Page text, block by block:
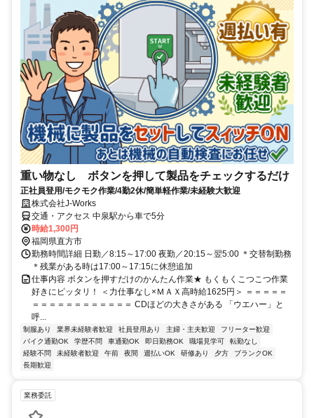
重い物なし ボタンを押して製品をチェックするだけ
正社員登用/モクモク作業/4勤2休/簡単軽作業/未経験大歓迎
株式会社J-Works
交通・アクセス 中泉駅から車で5分
時給1,300円
福岡県直方市
勤務時間詳細 日勤／8:15～17:00 夜勤／20:15～翌5:00 ＊交替制勤務
＊残業がある時は17:00～17:15に休憩追加
仕事内容 ボタンを押すだけのかんたん作業★ もくもくこつこつ作業
好きにピッタリ！ ＜力仕事なし×ＭＡＸ高時給1625円＞ ＝＝＝＝＝
＝＝＝＝＝＝＝＝＝＝＝＝ CDほどの大きさがある 「ウエハー」と
呼...
制服あり 業界未経験者歓迎 社員登用あり 主婦・主夫歓迎
フリーター歓迎
バイク通勤OK
学歴不問 車通勤OK 即日勤務OK 職場見学可
転勤なし
経験不問
未経験者歓迎 午前 夜間 週払いOK 研修あり 夕方
ブランクOK
長期歓迎
業務委託